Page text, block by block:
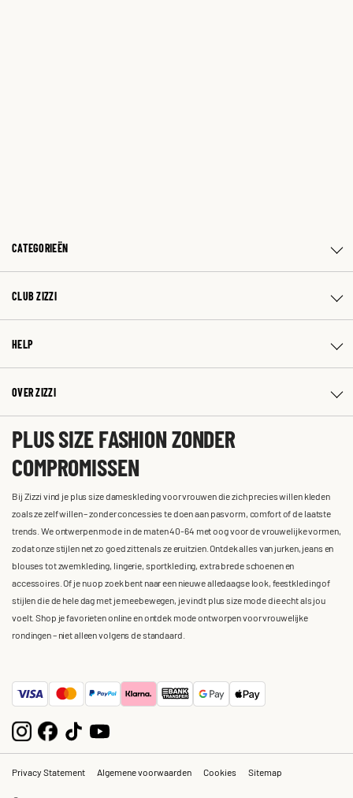
CATEGORIEËN
CLUB ZIZZI
HELP
OVER ZIZZI
PLUS SIZE FASHION ZONDER
COMPROMISSEN
Bij Zizzi vind je plus size dameskleding voor vrouwen die zich precies willen kleden
zoals ze zelf willen – zonder concessies te doen aan pasvorm, comfort of de laatste
trends. We ontwerpen mode in de maten 40-64 met oog voor de vrouwelijke vormen,
zodat onze stijlen net zo goed zitten als ze eruitzien. Ontdek alles van jurken, jeans en
blouses tot zwemkleding, lingerie, sportkleding, extra brede schoenen en
accessoires. Of je nu op zoek bent naar een nieuwe alledaagse look, feestkleding of
stijlen die de hele dag met je meebewegen, je vindt plus size mode die echt als jou
voelt. Shop je favorieten online en ontdek mode ontworpen voor vrouwelijke
rondingen – niet alleen volgens de standaard.
Privacy Statement Algemene voorwaarden Cookies Sitemap